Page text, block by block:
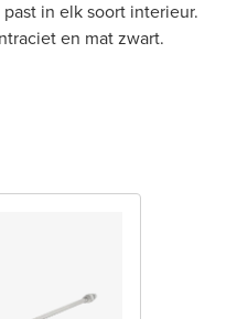
in elk soort interieur.
en mat zwart.